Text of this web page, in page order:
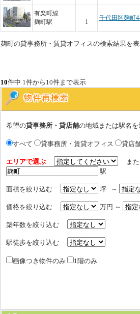
有楽町線
麹町駅
-
1
千代田区麹町
麹町の貸事務所・賃貸オフィスの検索結果を表
10件中 1件から10件まで表示
希望の貸事務所・貸店舗の地域または駅名を
すべて 貸事務所・賃貸オフィス 貸店
エリアで選ぶ ま
駅
面積を絞り込む 坪 ～
価格を絞り込む 万円 ～
築年数を絞り込む
駅徒歩を絞り込む
画像つき物件のみ 1階のみ